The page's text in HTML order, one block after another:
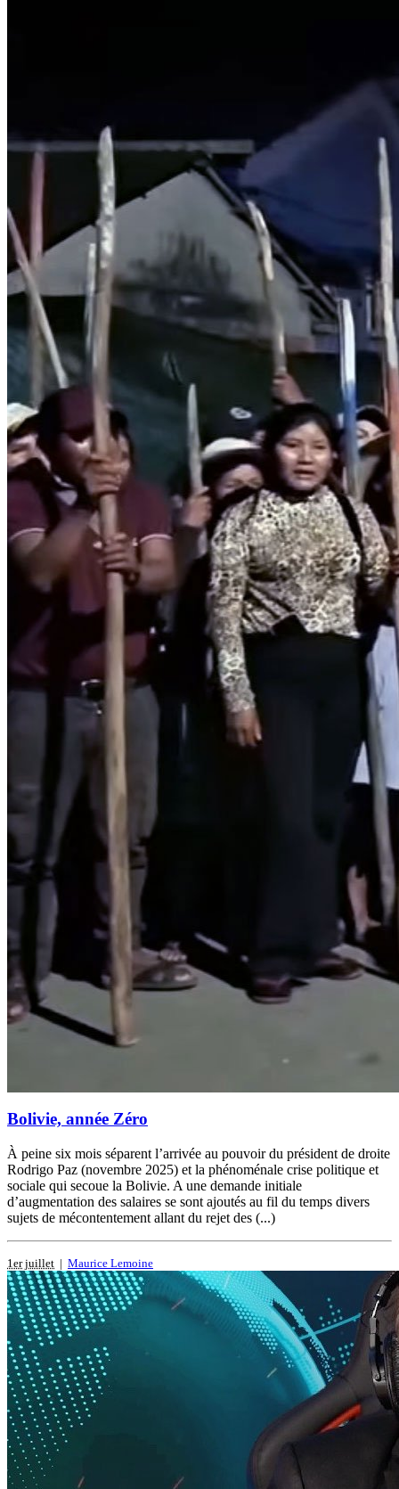
Bolivie, année Zéro
À peine six mois séparent l’arrivée au pouvoir du président de droite
Rodrigo Paz (novembre 2025) et la phénoménale crise politique et
sociale qui secoue la Bolivie. A une demande initiale
d’augmentation des salaires se sont ajoutés au fil du temps divers
sujets de mécontentement allant du rejet des (...)
1er juillet | Maurice Lemoine